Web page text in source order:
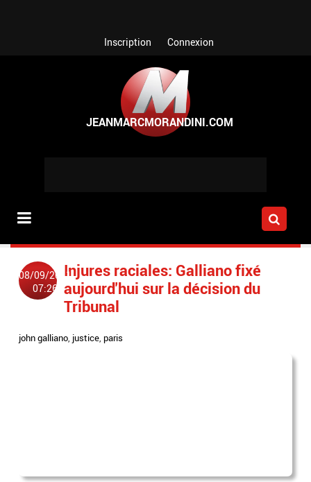
Inscription Connexion
08/09/2011
07:26
Injures raciales: Galliano fixé
aujourd'hui sur la décision du
Tribunal
john galliano, justice,paris